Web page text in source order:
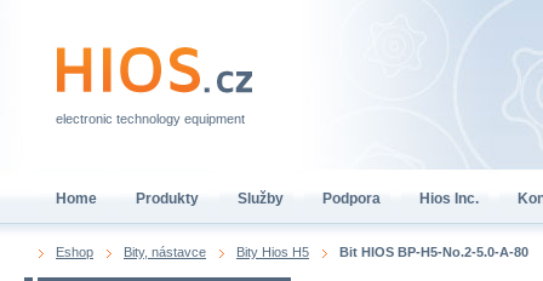
Eshop Bity, nástavce Bity Hios H5 Bit HIOS BP-H5-No.2-5.0-A-80
electronic technology equipment
Home Produkty Služby Podpora Hios Inc.